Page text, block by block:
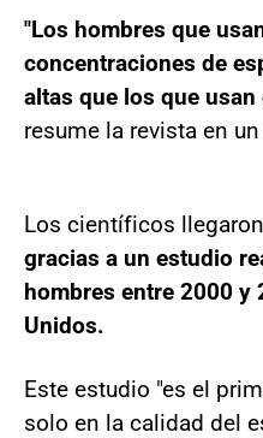
"Los hombres que
concentraciones de
altas que los que
resume la revista en
Los científicos
gracias a un estudio
hombres entre 2000 y
Unidos.
Este estudio "es el
solo en la calidad del